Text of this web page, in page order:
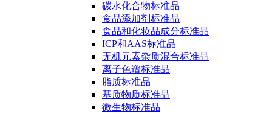
碳水化合物标准品
食品添加剂标准品
食品和化妆品成分标准品
ICP和AAS标准品
无机元素杂质混合标准品
离子色谱标准品
脂质标准品
基质物质标准品
微生物标准品